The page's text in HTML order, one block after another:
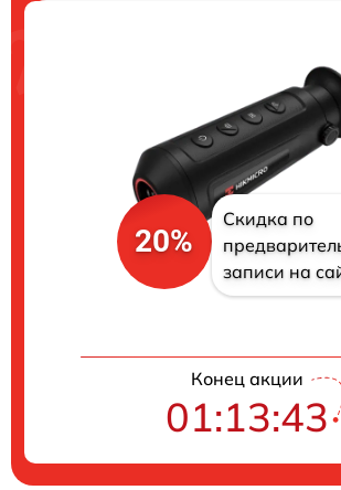
20%
Скидка по
записи на
Конец акции
01:13:43